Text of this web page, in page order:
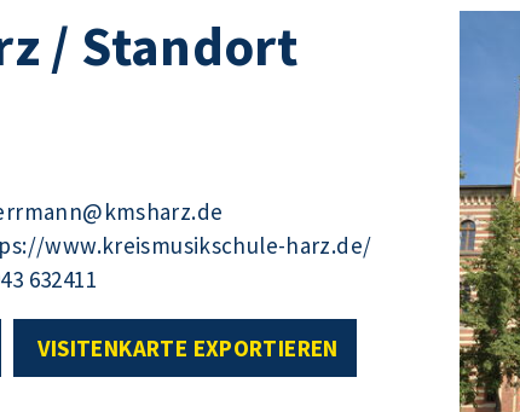
/ Standort
www.kreismusikschule-harz.de/
632411
VISITENKARTE EXPORTIEREN